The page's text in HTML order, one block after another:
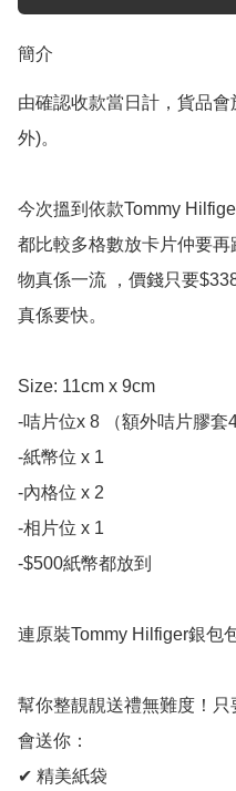
簡介
由確認收款當日計，貨品
外)。
今次搵到依款Tommy
都比較多格數放卡片仲要
物真係一流 ，價錢只要
真係要快。
Size: 11cm x 9cm
-咭片位x 8 （額外咭片膠套4
-紙幣位 x 1
-內格位 x 2
-相片位 x 1
-$500紙幣都放到
連原裝Tommy Hilfiger銀包
幫你整靚靚送禮無難度！
會送你：
✔ 精美紙袋